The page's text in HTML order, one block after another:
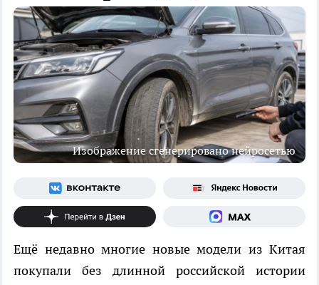
Изображение сгенерировано нейросетью
Ещё недавно многие новые модели из Китая
покупали без длинной российской истории